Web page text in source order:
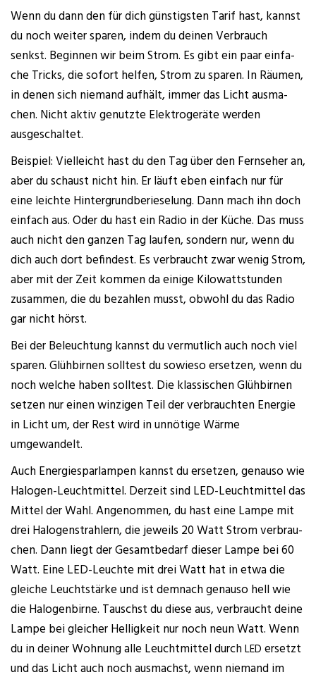
Wenn du dann den für dich güns­tigs­ten Tarif hast, kannst
du noch wei­ter spa­ren, indem du dei­nen Ver­brauch
senkst. Begin­nen wir beim Strom. Es gibt ein paar ein­fa­
che Tricks, die sofort hel­fen, Strom zu spa­ren. In Räu­men,
in denen sich nie­mand auf­hält, immer das Licht aus­ma­
chen. Nicht aktiv genutz­te Elek­tro­ge­rä­te wer­den
ausgeschaltet.
Bei­spiel: Viel­leicht hast du den Tag über den Fern­se­her an,
aber du schaust nicht hin. Er läuft eben ein­fach nur für
eine leich­te Hin­ter­grund­be­rie­se­lung. Dann mach ihn doch
ein­fach aus. Oder du hast ein Radio in der Küche. Das muss
auch nicht den gan­zen Tag lau­fen, son­dern nur, wenn du
dich auch dort befin­dest. Es ver­braucht zwar wenig Strom,
aber mit der Zeit kom­men da eini­ge Kilo­watt­stun­den
zusam­men, die du bezah­len musst, obwohl du das Radio
gar nicht hörst.
Bei der Beleuch­tung kannst du ver­mut­lich auch noch viel
spa­ren. Glüh­bir­nen soll­test du sowie­so erset­zen, wenn du
noch wel­che haben soll­test. Die klas­si­schen Glüh­bir­nen
set­zen nur einen win­zi­gen Teil der ver­brauch­ten Ener­gie
in Licht um, der Rest wird in unnö­ti­ge Wär­me
umgewandelt.
Auch Ener­gie­spar­lam­pen kannst du erset­zen, genau­so wie
Halo­gen-Leucht­mit­tel. Der­zeit sind LED-Leucht­mit­tel das
Mit­tel der Wahl. Ange­nom­men, du hast eine Lam­pe mit
drei Halo­gen­strah­lern, die jeweils 20 Watt Strom ver­brau­
chen. Dann liegt der Gesamt­be­darf die­ser Lam­pe bei 60
Watt. Eine LED-Leuch­te mit drei Watt hat in etwa die
glei­che Leucht­stär­ke und ist dem­nach genau­so hell wie
die Halo­gen­bir­ne. Tauschst du die­se aus, ver­braucht dei­ne
Lam­pe bei glei­cher Hel­lig­keit nur noch neun Watt. Wenn
du in dei­ner Woh­nung alle Leucht­mit­tel durchLED ersetzt
und das Licht auch noch aus­machst, wenn nie­mand im